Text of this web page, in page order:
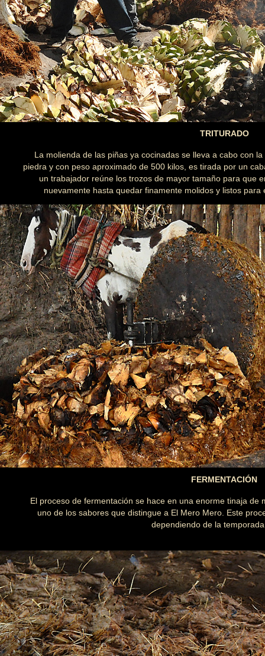
TRITURADO
La molienda de las piñas ya cocinadas se lleva a cabo con
piedra y con peso aproximado de 500 kilos, es tirada por un
un trabajador reúne los trozos de mayor tamaño para que
nuevamente hasta quedar finamente molidos y listos
FERMENTACIÓN
El proceso de fermentación se hace en una enorme tinaja de
uno de los sabores que distingue a El Mero Mero. Este
dependiendo de la